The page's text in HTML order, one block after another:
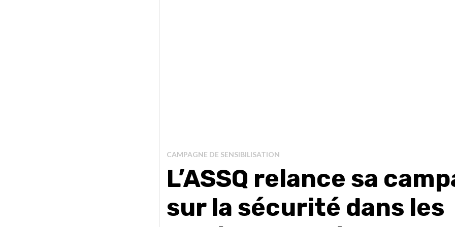
CAMPAGNE DE SENSIBILISATION
L’ASSQ relance sa
sur la sécurité dans les